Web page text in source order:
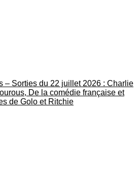
– Sorties du 22 juillet 2026 : Charlie
De la comédie française et
de Golo et Ritchie